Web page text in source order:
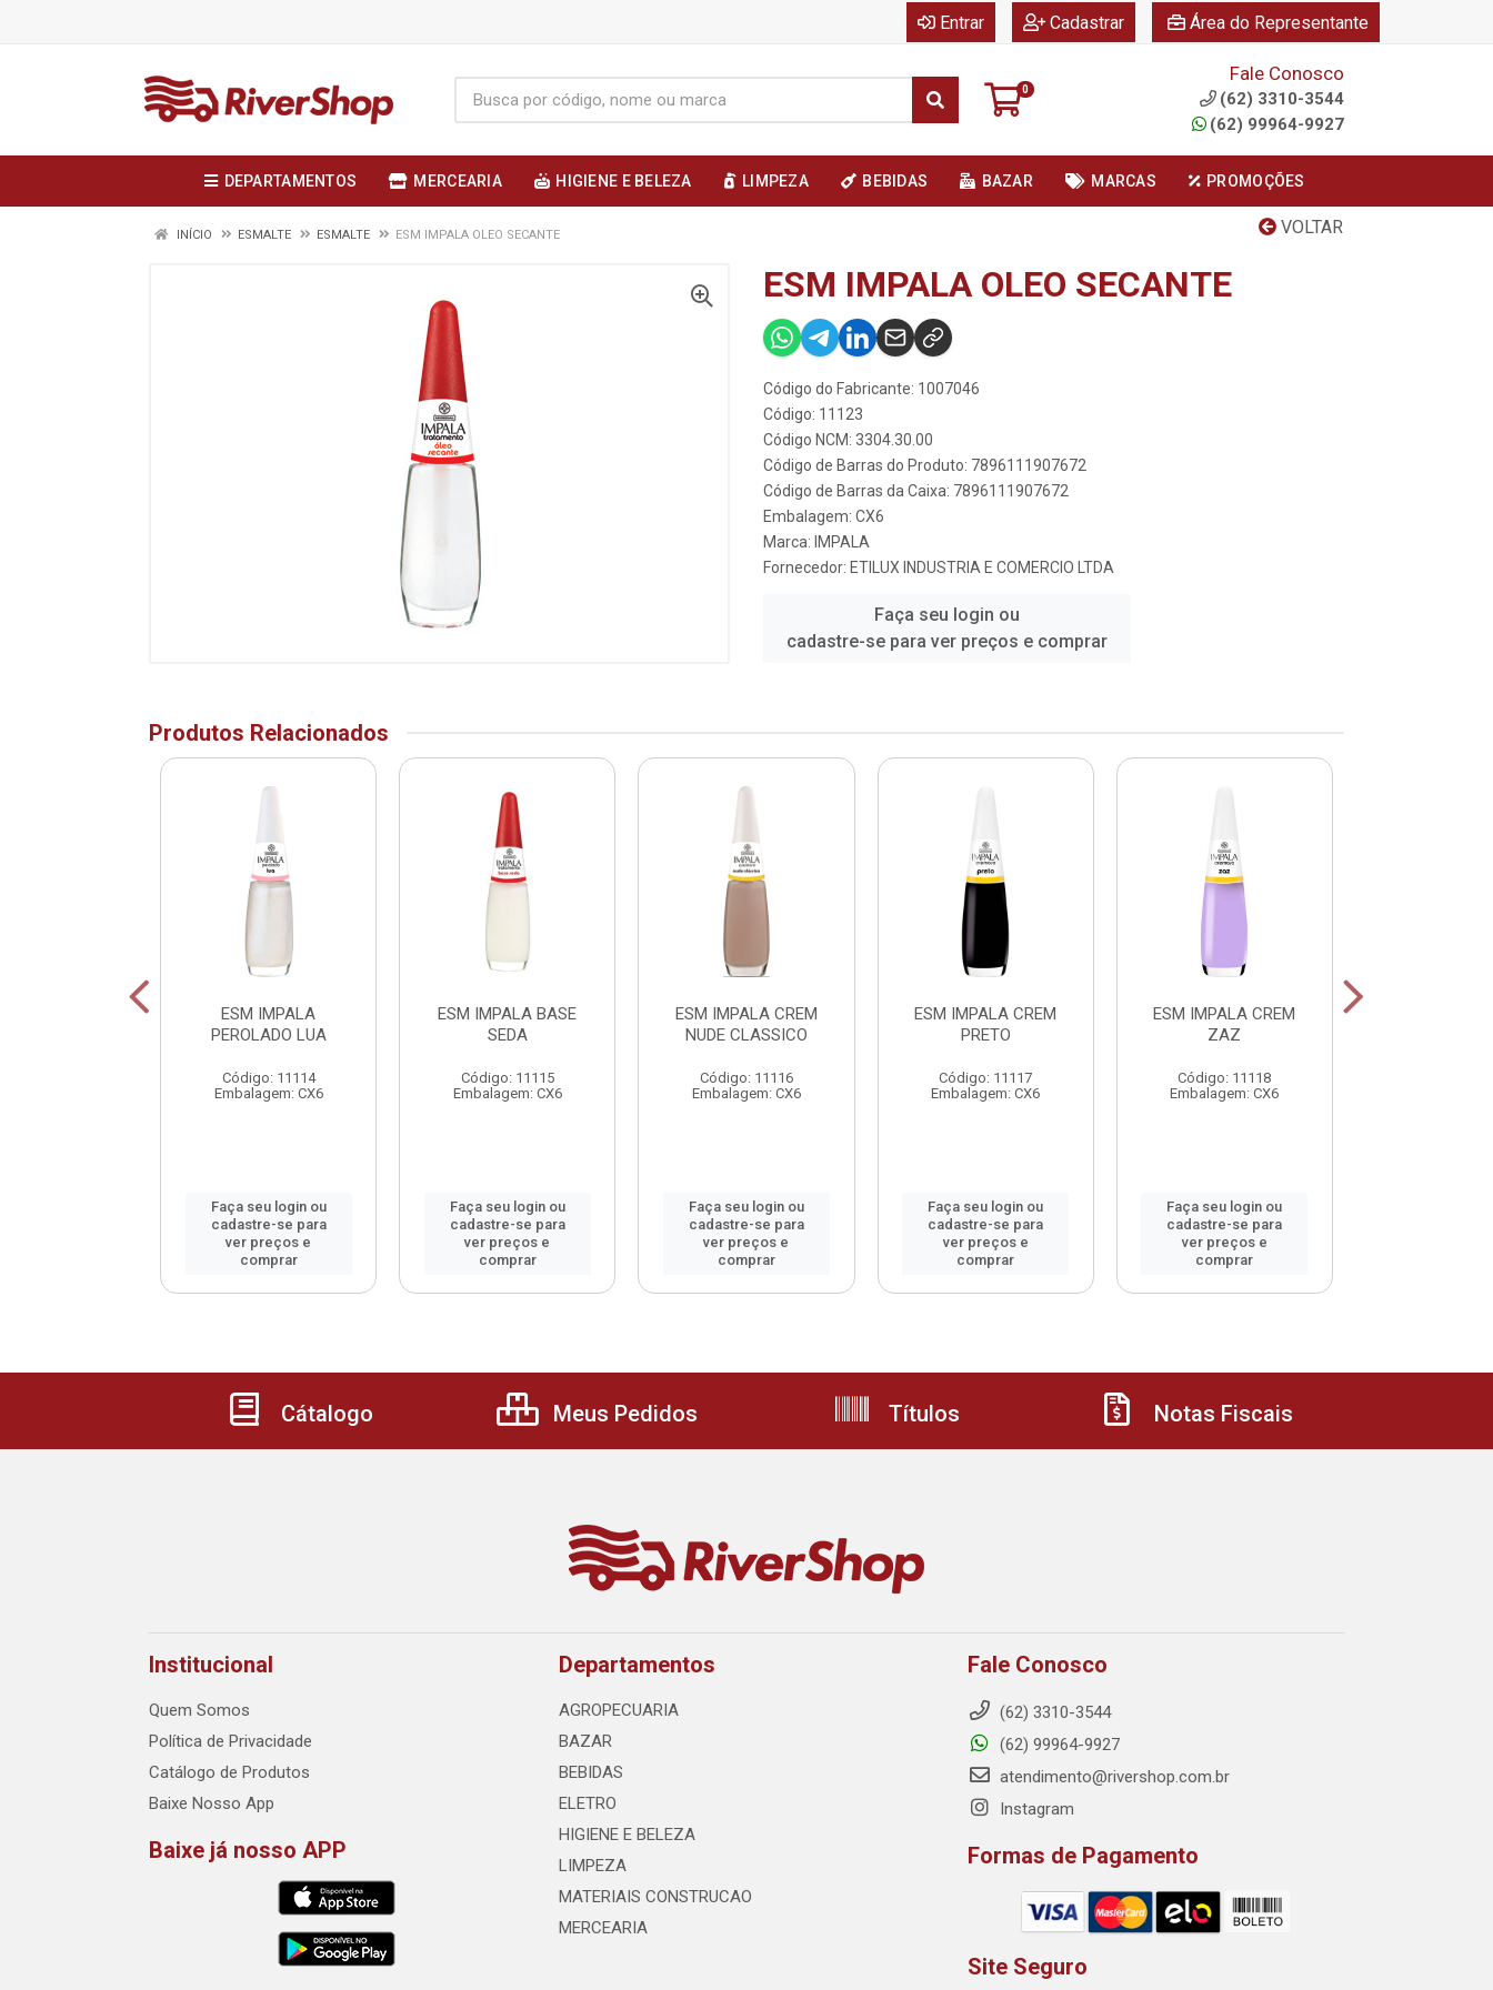
Entrar Cadastrar Área do Representante
0
Fale Conosco
(62) 3310-3544
(62) 99964-9927
DEPARTAMENTOS MERCEARIA HIGIENE E BELEZA LIMPEZA BEBIDAS BAZAR MARCAS PROMOÇÕES
VOLTAR
INÍCIO ESMALTE ESMALTE ESM IMPALA OLEO SECANTE
ESM IMPALA OLEO SECANTE
Código do Fabricante: 1007046
Código: 11123
Código NCM: 3304.30.00
Código de Barras do Produto: 7896111907672
Código de Barras da Caixa: 7896111907672
Embalagem: CX6
Marca: IMPALA
Fornecedor: ETILUX INDUSTRIA E COMERCIO LTDA
Faça seu login ou
cadastre-se para ver preços e comprar
Produtos Relacionados
ESM IMPALA
PEROLADO LUA
Código: 11114
Embalagem: CX6
Faça seu login ou
cadastre-se para
ver preços e
comprar
ESM IMPALA BASE
SEDA
Código: 11115
Embalagem: CX6
Faça seu login ou
cadastre-se para
ver preços e
comprar
ESM IMPALA CREM
NUDE CLASSICO
Código: 11116
Embalagem: CX6
Faça seu login ou
cadastre-se para
ver preços e
comprar
ESM IMPALA CREM
PRETO
Código: 11117
Embalagem: CX6
Faça seu login ou
cadastre-se para
ver preços e
comprar
ESM IMPALA CREM
ZAZ
Código: 11118
Embalagem: CX6
Faça seu login ou
cadastre-se para
ver preços e
comprar
Cátalogo Meus Pedidos Títulos Notas Fiscais
Institucional
Quem Somos
Política de Privacidade
Catálogo de Produtos
Baixe Nosso App
Baixe já nosso APP
Departamentos
AGROPECUARIA
BAZAR
BEBIDAS
ELETRO
HIGIENE E BELEZA
LIMPEZA
MATERIAIS CONSTRUCAO
MERCEARIA
Fale Conosco
(62) 3310-3544
(62) 99964-9927
atendimento@rivershop.com.br
Instagram
Formas de Pagamento
Site Seguro